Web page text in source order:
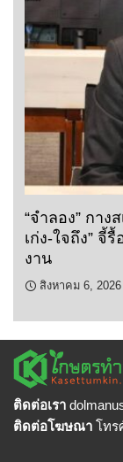
“จำลอง” กาง
เก่ง-ใจถึง” จี้
งาน
สิงหาคม 6, 2026
ติดต่อเรา
ติดต่อโฆษณา โทร